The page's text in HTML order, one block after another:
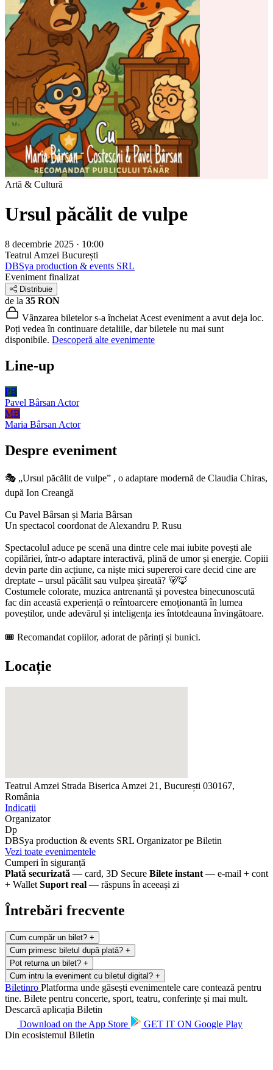
Artă & Cultură
Ursul păcălit de vulpe
8 decembrie 2025 · 10:00
Teatrul Amzei București
DBSya production & events SRL
Eveniment finalizat
Distribuie
de la 35 RON
Vânzarea biletelor s-a încheiat Acest eveniment a avut deja loc.
Poți vedea în continuare detaliile, dar biletele nu mai sunt
disponibile. Descoperă alte evenimente
Line-up
PB
Pavel Bârsan Actor
MB
Maria Bârsan Actor
Despre eveniment
🎭 „Ursul păcălit de vulpe” , o adaptare modernă de Claudia Chiras,
după Ion Creangă
Cu Pavel Bârsan și Maria Bârsan
Un spectacol coordonat de Alexandru P. Rusu
Spectacolul aduce pe scenă una dintre cele mai iubite povești ale
copilăriei, într-o adaptare interactivă, plină de umor și energie. Copiii
devin parte din acțiune, ca niște mici supereroi care decid cine are
dreptate – ursul păcălit sau vulpea șireată? 🐻🦊
Costumele colorate, muzica antrenantă și povestea binecunoscută
fac din această experiență o reîntoarcere emoționantă în lumea
poveștilor, unde adevărul și inteligența ies întotdeauna învingătoare.
🎟 Recomandat copiilor, adorat de părinți și bunici.
Locație
Teatrul Amzei Strada Biserica Amzei 21, București 030167,
România
Indicații
Organizator
Dp
DBSya production & events SRL Organizator pe Biletin
Vezi toate evenimentele
Cumperi în siguranță
Plată securizată — card, 3D Secure Bilete instant — e-mail + cont
+ Wallet Suport real — răspuns în aceeași zi
Întrebări frecvente
Cum cumpăr un bilet? +
Cum primesc biletul după plată? +
Pot returna un bilet? +
Cum intru la eveniment cu biletul digital? +
Biletinro Platforma unde găsești evenimentele care contează pentru
tine. Bilete pentru concerte, sport, teatru, conferințe și mai mult.
Descarcă aplicația Biletin
Download on the App Store GET IT ON Google Play
Din ecosistemul Biletin